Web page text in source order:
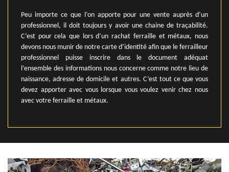
Peu importe ce que l’on apporte pour une vente auprès d’un
professionnel, il doit toujours y avoir une chaine de traçabilité.
C’est pour cela que lors d’un rachat ferraille et métaux, nous
devons nous munir de notre carte d’identité afin que le ferrailleur
professionnel puisse inscrire dans le document adéquat
l’ensemble des informations nous concerne comme notre lieu de
naissance, adresse de domicile et autres. C’est tout ce que vous
devez apporter avec vous lorsque vous voulez venir chez nous
avec votre ferraille et métaux.